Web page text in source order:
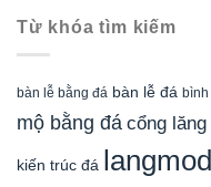
Từ khóa tìm kiếm
bàn lễ bằng đá bàn lễ đá bình
mộ bằng đá cổng
kiến trúc đá